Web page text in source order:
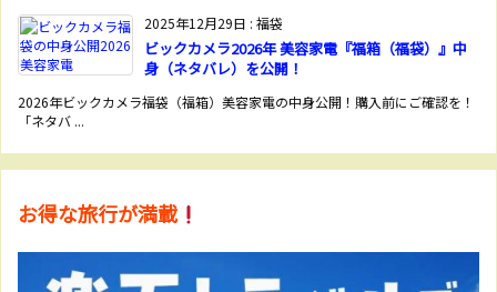
2025年12月29日 : 福袋
ビックカメラ2026年 美容家電『福箱（福袋）』中
身（ネタバレ）を公開！
2026年ビックカメラ福袋（福箱）美容家電の中身公開！購入前にご確認を！
「ネタバ ...
お得な旅行が満載